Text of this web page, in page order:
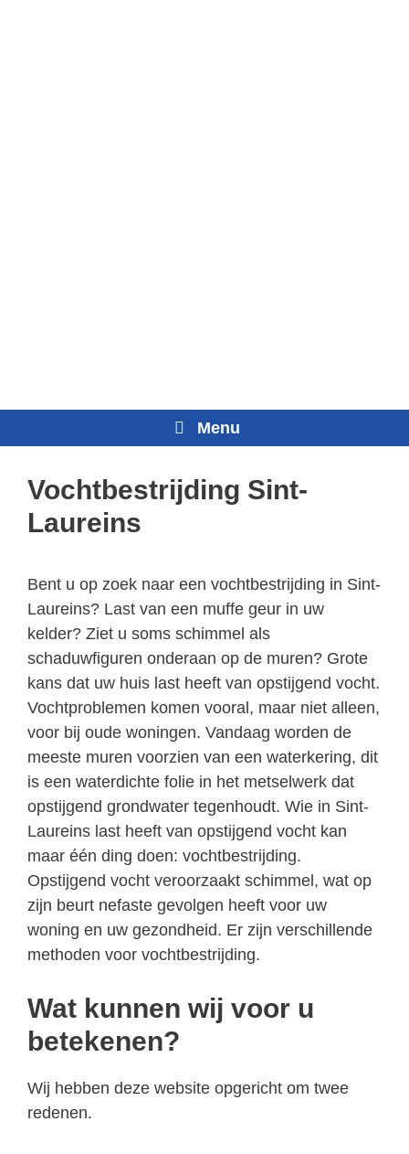
Menu
Vochtbestrijding Sint-
Laureins
Bent u op zoek naar een vochtbestrijding in Sint-
Laureins? Last van een muffe geur in uw
kelder? Ziet u soms schimmel als
schaduwfiguren onderaan op de muren? Grote
kans dat uw huis last heeft van opstijgend vocht.
Vochtproblemen komen vooral, maar niet alleen,
voor bij oude woningen. Vandaag worden de
meeste muren voorzien van een waterkering, dit
is een waterdichte folie in het metselwerk dat
opstijgend grondwater tegenhoudt. Wie in Sint-
Laureins last heeft van opstijgend vocht kan
maar één ding doen: vochtbestrijding.
Opstijgend vocht veroorzaakt schimmel, wat op
zijn beurt nefaste gevolgen heeft voor uw
woning en uw gezondheid. Er zijn verschillende
methoden voor vochtbestrijding.
Wat kunnen wij voor u
betekenen?
Wij hebben deze website opgericht om twee
redenen.